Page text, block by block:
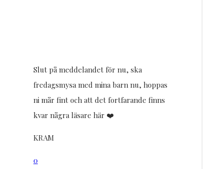
Slut på meddelandet för nu, ska
fredagsmysa med mina barn nu, hoppas
ni mår fint och att det fortfarande finns
kvar några läsare här ❤️
KRAM
0